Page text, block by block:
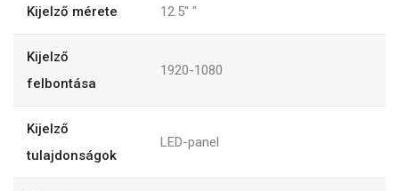
Kijelző mérete 12.5" "
Kijelző
felbontása
1920-1080
Kijelző
tulajdonságok
LED-panel